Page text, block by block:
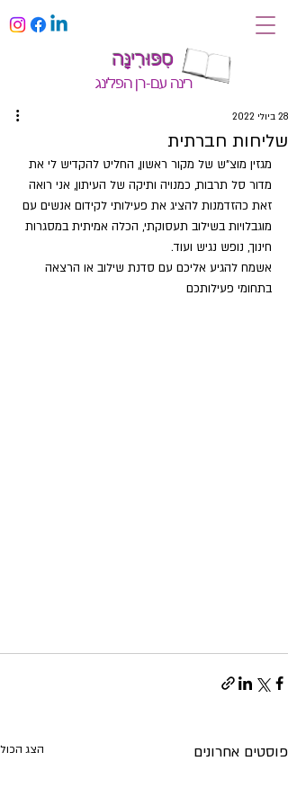
רינה עם-רן הפלינג
סִפּוּרִינָּה
שליחות חברתית
28 ביולי 2022
מגזין מוצ"ש של מקור ראשון, החליט להקדיש לי את
מדור סל תרבות, כמנויה ותיקה של העיתון, אני רואה
זאת כהזדמנות להציג את פעילותי לקידום אנשים עם
מוגבלויות בשילוב תעסוקתי, הכלה אמיתית במסגרות
חינוך, נופש נגיש ועוד.
אשמח להגיע אליכם עם סדנת שילוב או הרצאה
בתחומי פעילותכם
פוסטים אחרונים הצג הכול